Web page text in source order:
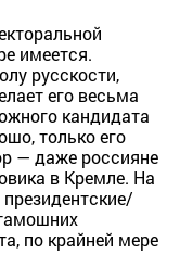
имеется.
русскости,
его весьма
кандидата
только его
— даже россияне
в Кремле. На
по крайней мере